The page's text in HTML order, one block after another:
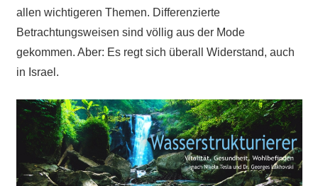
allen wichtigeren Themen. Differenzierte
Betrachtungsweisen sind völlig aus der Mode
gekommen. Aber: Es regt sich überall Widerstand, auch
in Israel.